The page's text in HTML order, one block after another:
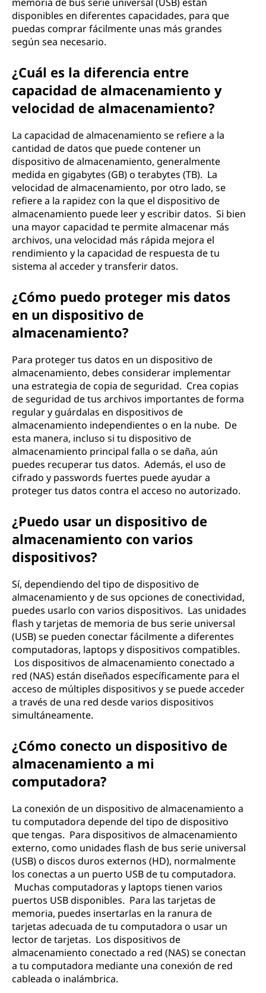
disponibles en diferentes capacidades, para que
puedas comprar fácilmente unas más grandes
según sea necesario.
¿Cuál es la diferencia entre
capacidad de almacenamiento y
velocidad de almacenamiento?
La capacidad de almacenamiento se refiere a la
cantidad de datos que puede contener un
dispositivo de almacenamiento, generalmente
medida en gigabytes (GB) o terabytes (TB). La
velocidad de almacenamiento, por otro lado, se
refiere a la rapidez con la que el dispositivo de
almacenamiento puede leer y escribir datos. Si bien
una mayor capacidad te permite almacenar más
archivos, una velocidad más rápida mejora el
rendimiento y la capacidad de respuesta de tu
sistema al acceder y transferir datos.
¿Cómo puedo proteger mis datos
en un dispositivo de
almacenamiento?
Para proteger tus datos en un dispositivo de
almacenamiento, debes considerar implementar
una estrategia de copia de seguridad. Crea copias
de seguridad de tus archivos importantes de forma
regular y guárdalas en dispositivos de
almacenamiento independientes o en la nube. De
esta manera, incluso si tu dispositivo de
almacenamiento principal falla o se daña, aún
puedes recuperar tus datos. Además, el uso de
cifrado y passwords fuertes puede ayudar a
proteger tus datos contra el acceso no autorizado.
¿Puedo usar un dispositivo de
almacenamiento con varios
dispositivos?
Sí, dependiendo del tipo de dispositivo de
almacenamiento y de sus opciones de conectividad,
puedes usarlo con varios dispositivos. Las unidades
flash y tarjetas de memoria de bus serie universal
(USB) se pueden conectar fácilmente a diferentes
computadoras, laptops y dispositivos compatibles.
Los dispositivos de almacenamiento conectado a
red (NAS) están diseñados específicamente para el
acceso de múltiples dispositivos y se puede acceder
a través de una red desde varios dispositivos
simultáneamente.
¿Cómo conecto un dispositivo de
almacenamiento a mi
computadora?
La conexión de un dispositivo de almacenamiento a
tu computadora depende del tipo de dispositivo
que tengas. Para dispositivos de almacenamiento
externo, como unidades flash de bus serie universal
(USB) o discos duros externos (HD), normalmente
los conectas a un puerto USB de tu computadora.
Muchas computadoras y laptops tienen varios
puertos USB disponibles. Para las tarjetas de
memoria, puedes insertarlas en la ranura de
tarjetas adecuada de tu computadora o usar un
lector de tarjetas. Los dispositivos de
almacenamiento conectado a red (NAS) se conectan
a tu computadora mediante una conexión de red
cableada o inalámbrica.